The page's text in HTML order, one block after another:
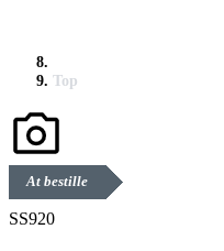
Top
At bestille
SS920